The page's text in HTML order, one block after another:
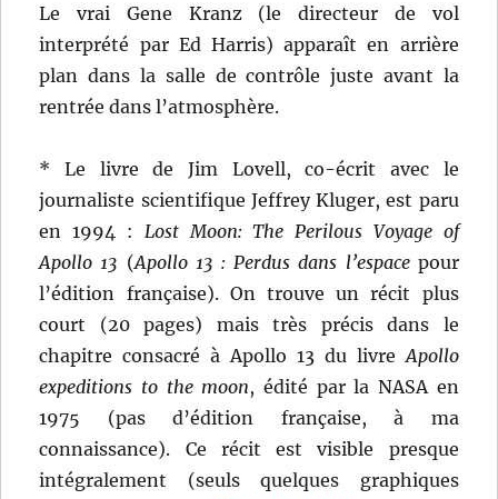
Le vrai Gene Kranz (le directeur de vol
interprété par Ed Harris) apparaît en arrière
plan dans la salle de contrôle juste avant la
rentrée dans l’atmosphère.
* Le livre de Jim Lovell, co-écrit avec le
journaliste scientifique Jeffrey Kluger, est paru
en 1994 : Lost Moon: The Perilous Voyage of
Apollo 13 (Apollo 13 : Perdus dans l’espacepour
l’édition française). On trouve un récit plus
court (20 pages) mais très précis dans le
chapitre consacré à Apollo 13 du livreApollo
expeditions to the moon, édité par la NASA en
1975 (pas d’édition française, à ma
connaissance). Ce récit est visible presque
intégralement (seuls quelques graphiques